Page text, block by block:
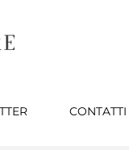
CONTATTI